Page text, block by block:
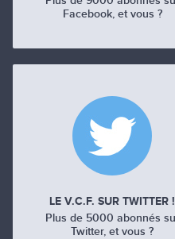
Facebook, et vous ?
LE V.C.F. SUR TWITTER !
Plus de 5000 abonnés
Twitter, et vous ?